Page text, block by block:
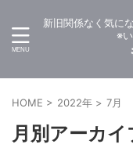
新旧関係なく気に
※
HOME > 2022年 > 7月
月別アーカ